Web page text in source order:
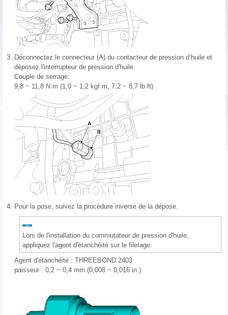
3. Déconnectez le connecteur (A) du contacteur de pression d’huile et
déposez l'interrupteur de pression d'huile.
Couple de serrage:
9,8 ~ 11,8 N·m (1,0 ~ 1,2 kgf·m, 7,2 ~ 8,7 lb·ft)
4. Pour la pose, suivez la procédure inverse de la dépose.
Lors de l'installation du commutateur de pression d'huile,
appliquez l'agent d'étanchéité sur le filetage.
Agent d'étanchéité : THREEBOND 2403
paisseur : 0,2 ~ 0,4 mm (0,008 ~ 0,016 in.)